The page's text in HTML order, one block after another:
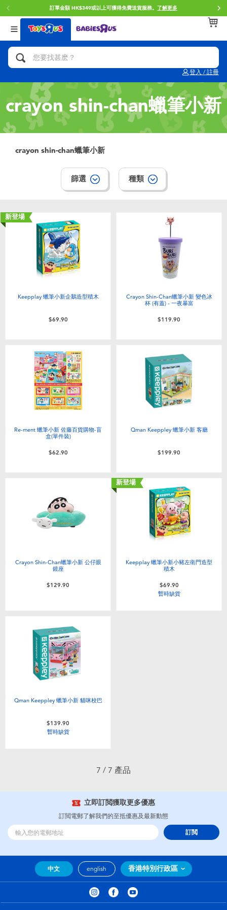
訂單金額 HK$349或以上可獲得免費送貨服務。 了解更多
登入 / 註冊
返回
分類目錄
人氣英雄,角色扮演,射擊玩具
單車,滑板車,騎乘車
拼砌組合及樂高LEGO
玩具車,貨車,火車及遙控系列
手工藝,文具,蠟筆,泥膠,畫板
電子玩具
遊戲及拼圖系列
戶外及運動用品
角色扮演及造型系列
毛毛公仔玩具
夏日用品
電池
返回
品牌
Brunch Brother 早午餐兄弟
Toy Story反斗奇兵
Spider-Man蜘蛛俠
Mini Brands
Play-Doh培樂多
playpop
LEGO樂高
Fuggler
Globber高樂寶
返回
年齢
0~2歳
3~4歳
5~7歳
12~14歳
crayon shin-chan蠟筆小新
crayon shin-chan蠟筆小新
篩選 種類
新登場
Keepplay 蠟筆小新企鵝造型積木
$69.90
Crayon Shin-Chan蠟筆小新 變色冰
杯 (有蓋) - 一夜暴富
$119.90
Re-ment 蠟筆小新 佐藤百貨購物-盲
盒(單件裝)
$62.90
Qman Keeppley 蠟筆小新 客廳
$199.90
Crayon Shin-Chan蠟筆小新 公仔眼
鏡座
$129.90
新登場
Keepplay 蠟筆小新小豬左衛門造型
積木
$69.90
暫時缺貨
Qman Keeppley 蠟筆小新 貓咪校巴
$139.90
暫時缺貨
7 / 7 產品
立即訂閲獲取更多優惠
訂閲電郵了解我們的至抵優惠及最新動態
訂閲
中文 english 香港特別行政區